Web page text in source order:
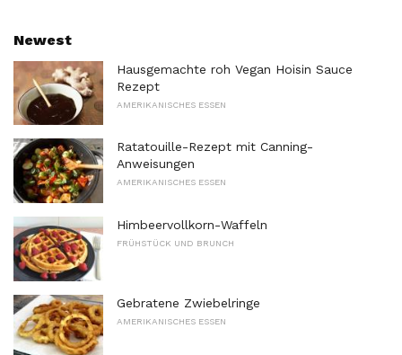
Newest
Hausgemachte roh Vegan Hoisin Sauce
Rezept
AMERIKANISCHES ESSEN
Ratatouille-Rezept mit Canning-
Anweisungen
AMERIKANISCHES ESSEN
Himbeervollkorn-Waffeln
FRÜHSTÜCK UND BRUNCH
Gebratene Zwiebelringe
AMERIKANISCHES ESSEN